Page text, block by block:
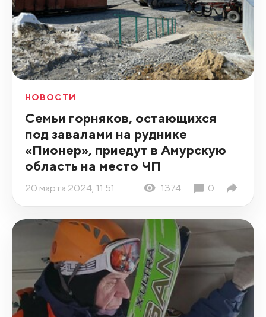
НОВОСТИ
Семьи горняков, остающихся
под завалами на руднике
«Пионер», приедут в Амурскую
область на место ЧП
20 марта 2024, 11:51 1374 0